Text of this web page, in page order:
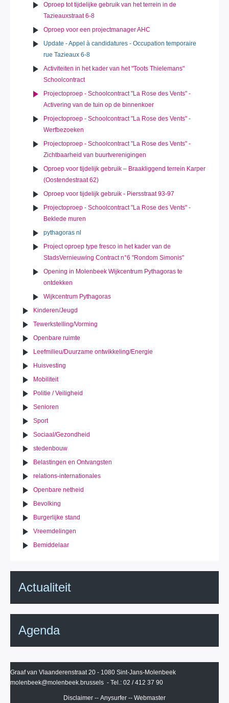
Oproep tot tijdelijke gebruik van het terrein in de
Tazieauxstraat 6-8
Oproep voor een projectmanager AHC
Update - Appel à candidatures - Occupation temporaire
rue Tazieaux 6-8
Activiteiten in het kader van het "Toots Thielemans"
Schoolcontract
Projectoproep - Schoolcontract "La Rose des Vents" -
Activering van de tuin op de binnenkoer
Projectoproep - Schoolcontract "La Rose des Vents" -
Werfbezoeken
Projectoproep - Schoolcontract "La Rose des Vents" -
Zichtbaarheid van buurtverenigingen
Oproep voor tijdelijk gebruik – Braakliggend terrein Karper
(Oostendestraat 62)
Oproep voor tijdelijk gebruik - Piersstraat 93-97
Projectoproep - Schoolcontract "La Rose des Vents" -
Beklede muren
pythagoras nl
Project oproep type fresco in het kader van de
StadsVernieuwing Contract n°6 "Rondom Simonis"
Opening in Molenbeek Wijkcentrum Pythagoras te
ontdekken
Wijkcentrum Pythagoras
Kinderen/Jeugd
Tewerkstelling/Vorming
Openbare ruimte
Leefmilieu/Duurzame ontwikkeling/Energie
Huisvesting
Mobiliteit
Politie / Veiligheid
Senioren
Sport
Sociaal/Gezondheid
stedenbouw
Belastingen en Ontvangsten
relations-internationales
Openbare netheid
Bevolking
Burgerlijke stand
Vreemdelingen
Bemiddelaar
Actualiteit
Agenda
Graaf van Vlaanderenstraat 20 - 1080 Sint-Jans-Molenbeek
molenbeek@molenbeek.brussels - Tel.: 02 / 412 37 90
Disclaimer -- Anysurfer -- Webmaster